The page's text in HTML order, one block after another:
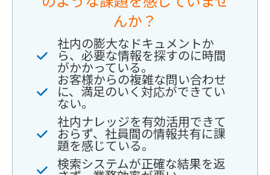
んか？
社内の膨大なドキュメントか
ら、必要な情報を探すのに時間
がかかっている。
お客様からの複雑な問い合わせ
に、満足のいく対応ができてい
ない。
社内ナレッジを有効活用できて
おらず、社員間の情報共有に課
題を感じている。
検索システムが正確な結果を返